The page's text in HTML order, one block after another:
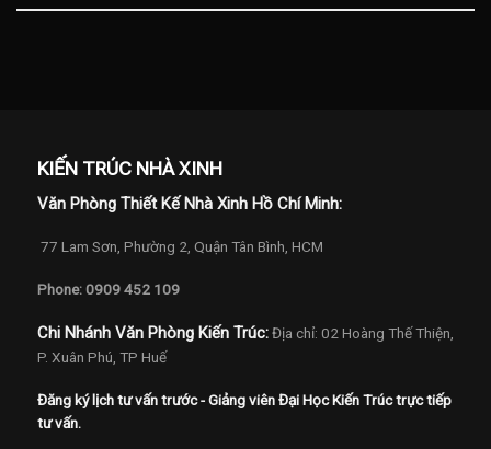
KIẾN TRÚC NHÀ XINH
Văn Phòng Thiết Kế Nhà Xinh Hồ Chí Minh:
77 Lam Sơn, Phường 2, Quận Tân Bình, HCM
Phone: 0909 452 109
Chi Nhánh Văn Phòng Kiến Trúc: Địa chỉ: 02 Hoàng Thế Thiện,
P. Xuân Phú, TP Huế
Đăng ký lịch tư vấn trước - Giảng viên Đại Học Kiến Trúc trực tiếp
tư vấn.